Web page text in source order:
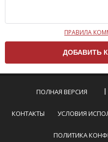
Чтобы ваш комментарий
вам нужно
Комментарий не
эмоциональных
Не стоит
Пожалуйста, не
призывы к насилию
ПРАВИЛА
ПОЛНАЯ ВЕРСИЯ
КОНТАКТЫ УСЛОВИЯ
ПОЛИТИКА